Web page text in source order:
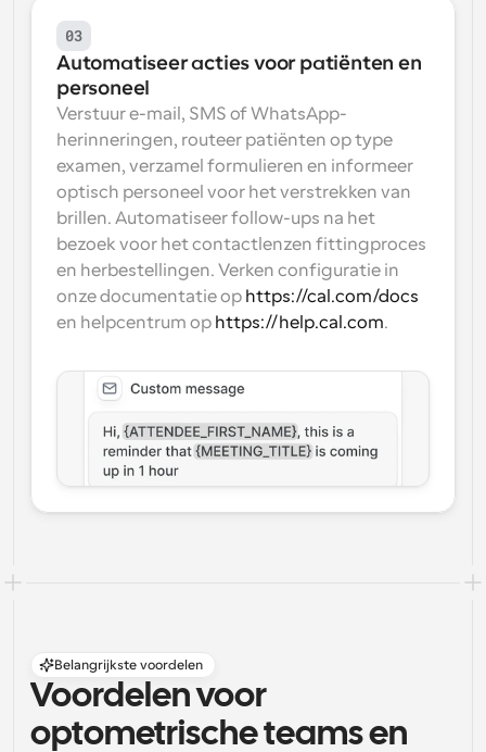
03
Automatiseer acties voor patiënten en
personeel
Verstuur e-mail, SMS of WhatsApp-
herinneringen, routeer patiënten op type
examen, verzamel formulieren en informeer
optisch personeel voor het verstrekken van
brillen. Automatiseer follow-ups na het
bezoek voor het contactlenzen fittingproces
en herbestellingen. Verken configuratie in
onze documentatie op https://cal.com/docs
en helpcentrum op https://help.cal.com.
Belangrijkste voordelen
Voordelen voor
optometrische teams en